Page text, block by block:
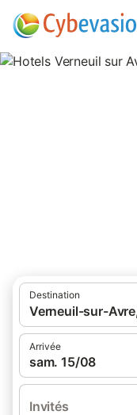
Destination
Verneuil-sur-
Arrivée
sam. 15/08
Invités